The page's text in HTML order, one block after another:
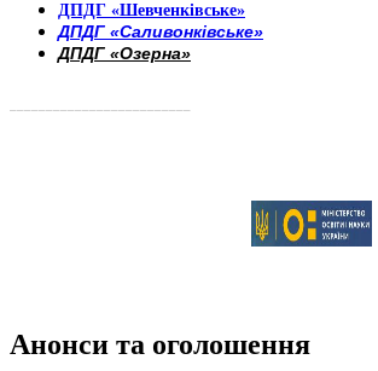
ДПДГ «Шевченківське»
ДПДГ «Саливонківське»
ДПДГ «Озерна»
Анонси та оголошення